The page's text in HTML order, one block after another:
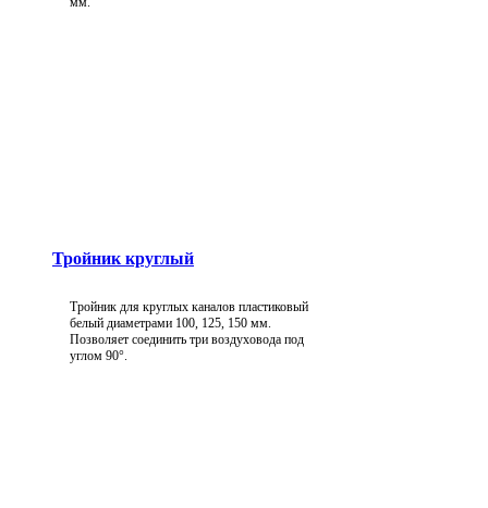
Тройник круглый
Тройник для круглых каналов пластиковый
белый диаметрами 100, 125, 150 мм.
Позволяет соединить три воздуховода под
углом 90°.